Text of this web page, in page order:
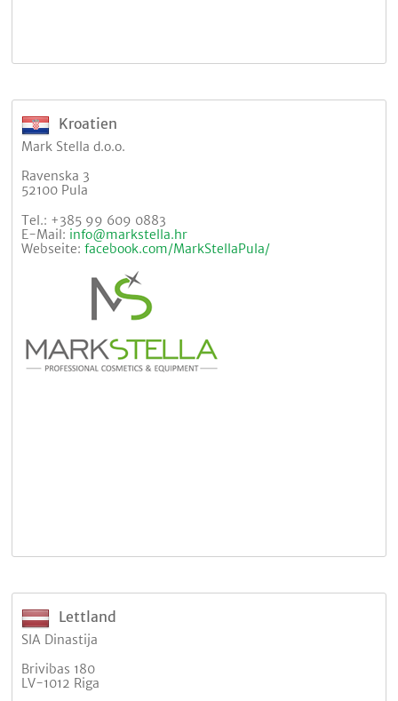
Kroatien
Mark Stella d.o.o.
Ravenska 3
52100 Pula
Tel.: +385 99 609 0883
E-Mail: info@markstella.hr
Webseite:facebook.com/MarkStellaPula/
Lettland
SIA Dinastija
Brivibas 180
LV-1012 Riga